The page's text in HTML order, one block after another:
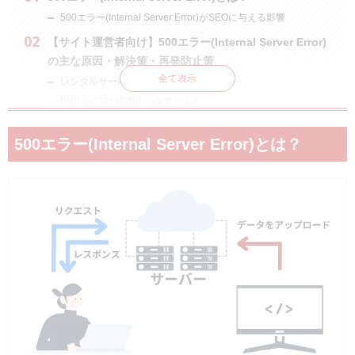
500エラー(Internal Server Error)がSEOに与える影響
【サイト運営者向け】500エラー(Internal Server Error)
の主な原因・解決策・再発防止策
レンタルサーバーの障害が発生している
WordPressに問題がある
サーバーを引っ越した際に設定を変更し忘れている
Googlebotのクロール頻度が過剰になっている
【サイト運営者向け】500エラー(Internal Server Error)
の予防策
ステージング環境を活用する
メンテナンス時に503エラーを利用する
カスタムエラーページを用意する
【サイト閲覧者向け】500エラー(Internal Server Error)
全て表示
500エラー(Internal Server Error)とは？